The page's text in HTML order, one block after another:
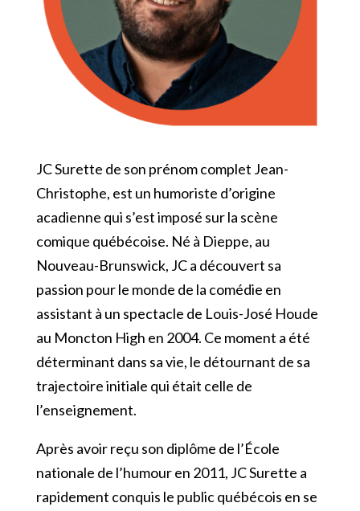
JC Surette de son prénom complet Jean-
Christophe, est un humoriste d’origine
acadienne qui s’est imposé sur la scène
comique québécoise. Né à Dieppe, au
Nouveau-Brunswick, JC a découvert sa
passion pour le monde de la comédie en
assistant à un spectacle de Louis-José Houde
au Moncton High en 2004. Ce moment a été
déterminant dans sa vie, le détournant de sa
trajectoire initiale qui était celle de
l’enseignement.
Après avoir reçu son diplôme de l’École
nationale de l’humour en 2011, JC Surette a
rapidement conquis le public québécois en se